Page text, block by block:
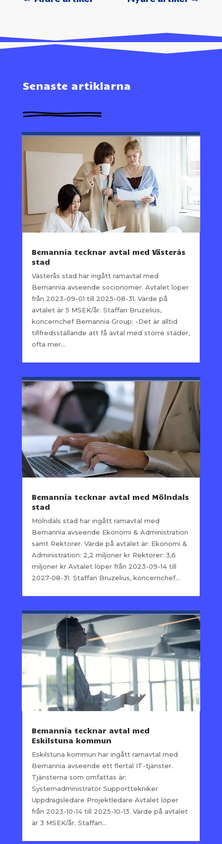
Senaste artiklarna
Bemannia tecknar avtal med Västerås
stad
Västerås stad har ingått ramavtal med
Bemannia avseende socionomer. Avtalet löper
från 2023-09-01 till 2025-08-31. Värde på
avtalet är 5 MSEK/år. Staffan Bruzelius,
koncernchef Bemannia Group: -Det är alltid
tillfredsställande att få avtal med större städer,
ofta mer...
Bemannia tecknar avtal med Mölndals
stad
Mölndals stad har ingått ramavtal med
Bemannia avseende Ekonomi & Administration
samt Rektorer. Värde på avtalet är: Ekonomi &
Administration: 2,2 miljoner kr Rektorer: 3,6
miljoner kr Avtalet löper från 2023-09-14 till
2027-08-31. Staffan Bruzelius, koncernchef...
Bemannia tecknar avtal med
Eskilstuna kommun
Eskilstuna kommun har ingått ramavtal med
Bemannia avseende ett flertal IT-tjänster.
Tjänsterna som omfattas är:
Systemadministratör Supporttekniker
Uppdragsledare Projektledare Avtalet löper
från 2023-10-14 till 2025-10-13. Värde på avtalet
är 3 MSEK/år. Staffan...